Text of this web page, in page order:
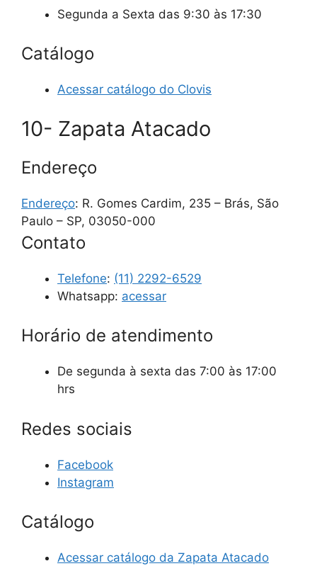
Segunda a Sexta das 9:30 às 17:30
Catálogo
Acessar catálogo do Clovis
10- Zapata Atacado
Endereço
Endereço: R. Gomes Cardim, 235 – Brás, São
Paulo – SP, 03050-000
Contato
Telefone: (11) 2292-6529
Whatsapp: acessar
Horário de atendimento
De segunda à sexta das 7:00 às 17:00
hrs
Redes sociais
Facebook
Instagram
Catálogo
Acessar catálogo da Zapata Atacado